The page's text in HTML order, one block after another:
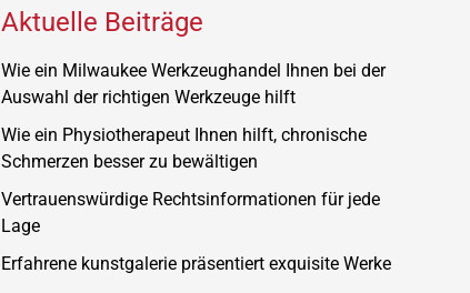
Aktuelle Beiträge
Wie ein Milwaukee Werkzeughandel Ihnen bei der
Auswahl der richtigen Werkzeuge hilft
Wie ein Physiotherapeut Ihnen hilft, chronische
Schmerzen besser zu bewältigen
Vertrauenswürdige Rechtsinformationen für jede
Lage
Erfahrene kunstgalerie präsentiert exquisite Werke